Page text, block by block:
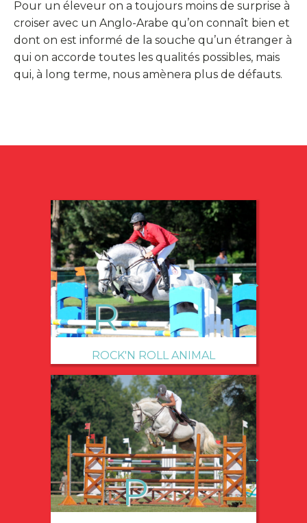
Pour un éleveur on a toujours moins de surprise à
croiser avec un Anglo-Arabe qu’on connaît bien et
dont on est informé de la souche qu’un étranger à
qui on accorde toutes les qualités possibles, mais
qui, à long terme, nous amènera plus de défauts.
ROCK'N ROLL ANIMAL
→
→